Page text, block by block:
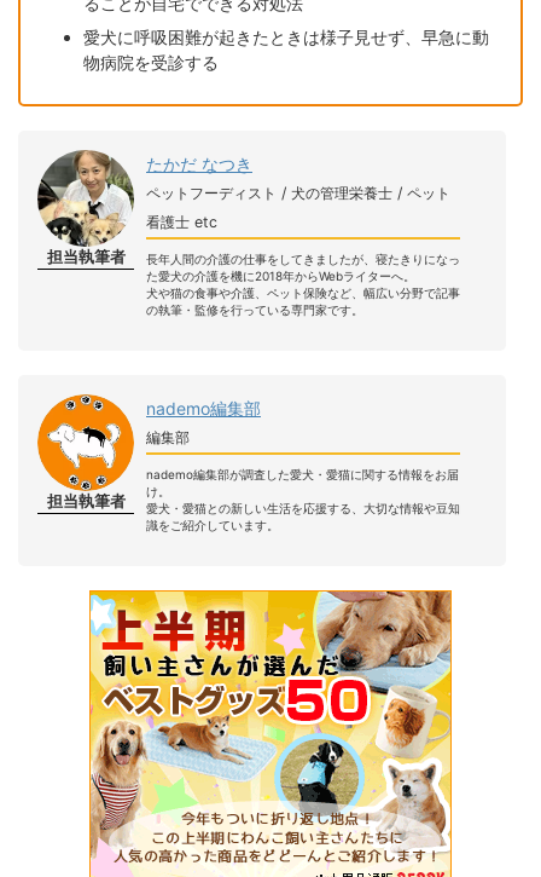
愛犬に呼吸困難が起きたときは様子見せず、早急に動
物病院を受診する
担当執筆者
たかだ なつき
ペットフーディスト / 犬の管理栄養士 / ペット
看護士 etc
長年人間の介護の仕事をしてきましたが、寝たきりになっ
た愛犬の介護を機に2018年からWebライターへ。
犬や猫の食事や介護、ペット保険など、幅広い分野で記事
の執筆・監修を行っている専門家です。
担当執筆者
nademo編集部
編集部
nademo編集部が調査した愛犬・愛猫に関する情報をお届
け。
愛犬・愛猫との新しい生活を応援する、大切な情報や豆知
識をご紹介しています。